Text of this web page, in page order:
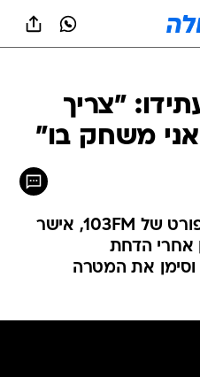
"צריך
משחק בו"
השוער דיבר בתוכנית הספורט של 103FM, אישר
אחרי הדחת
וסימן את המטרה